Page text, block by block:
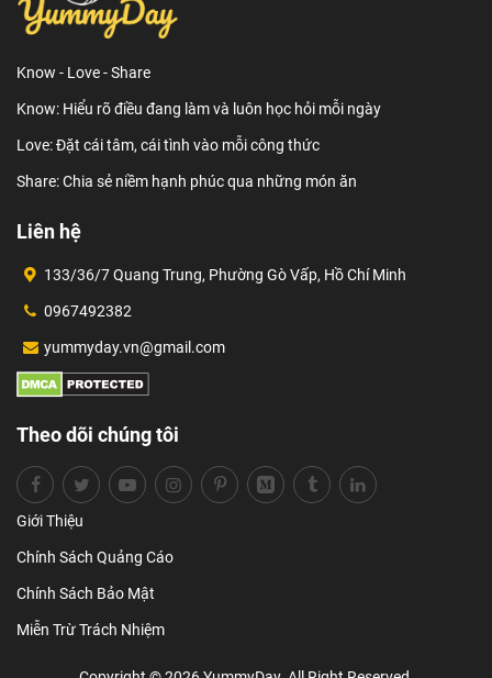
Know - Love - Share
Know: Hiểu rõ điều đang làm và luôn học hỏi mỗi ngày
Love: Đặt cái tâm, cái tình vào mỗi công thức
Share: Chia sẻ niềm hạnh phúc qua những món ăn
Liên hệ
133/36/7 Quang Trung, Phường Gò Vấp, Hồ Chí Minh
0967492382
yummyday.vn@gmail.com
Theo dõi chúng tôi
Giới Thiệu
Chính Sách Quảng Cáo
Chính Sách Bảo Mật
Miễn Trừ Trách Nhiệm